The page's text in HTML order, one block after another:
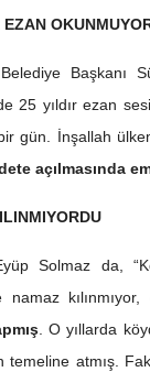
Başkanı
25 yıldır ezan
gün. İnşallah
açılmasında
Solmaz da,
namaz
. O yıllarda
temeline atmış.
Samsun
Programı